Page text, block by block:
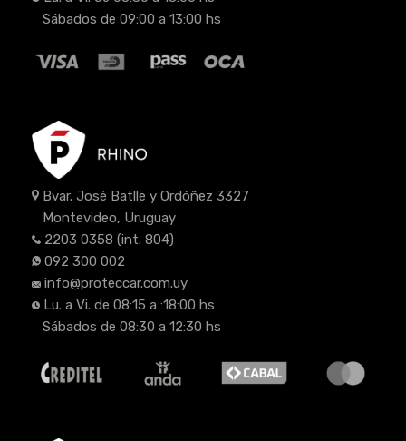
Sábados de 09:00 a 13:00 hs
Bvar. José Batlle y Ordóñez 3327
Montevideo, Uruguay
2203 0358 (int. 804)
092 300 002
info@proteccar.com.uy
Lu. a Vi. de 08:15 a :18:00 hs
Sábados de 08:30 a 12:30 hs